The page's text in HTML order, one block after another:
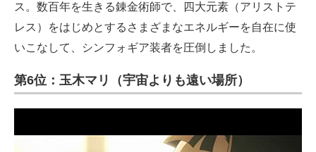
ス。数百年を生きる錬金術師で、四大元素（アリストテ
レス）をはじめとするさまざまなエネルギーを自在に使
いこなして、シンフォギア装者を圧倒しました。
第6位：玉木マリ（宇宙よりも遠い場所）